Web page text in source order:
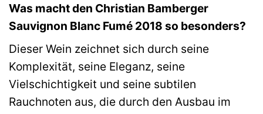
Was macht den Christian Bamberger
Sauvignon Blanc Fumé 2018 so besonders?
Dieser Wein zeichnet sich durch seine
Komplexität, seine Eleganz, seine
Vielschichtigkeit und seine subtilen
Rauchnoten aus, die durch den Ausbau im